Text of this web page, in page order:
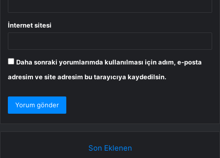
İnternet sitesi
Daha sonraki yorumlarımda kullanılması için adım, e-posta
adresim ve site adresim bu tarayıcıya kaydedilsin.
Son Eklenen